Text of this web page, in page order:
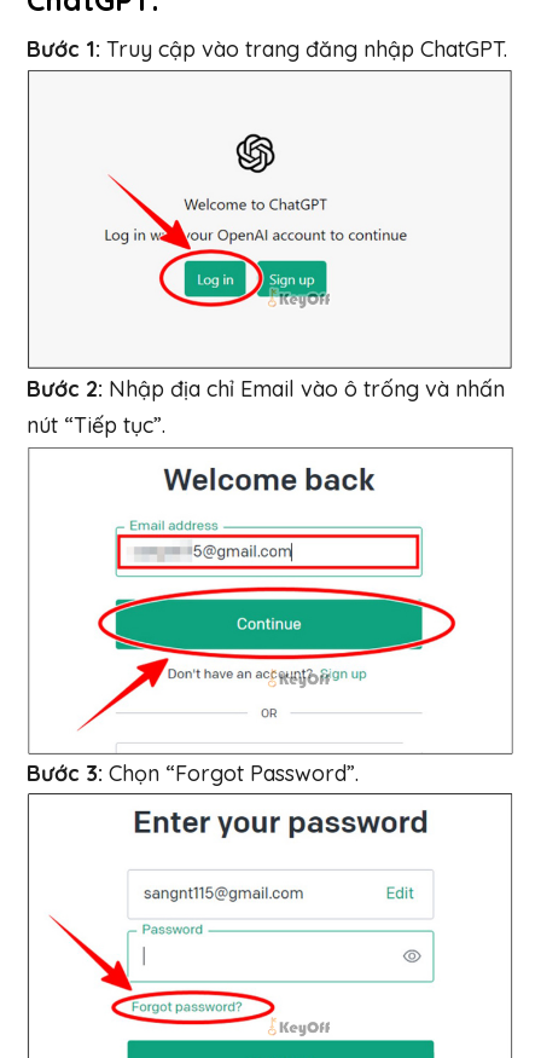
Bước 1: Truy cập vào trang đăng nhập ChatGPT.
Bước 2: Nhập địa chỉ Email vào ô trống và nhấn
nút “Tiếp tục”.
Bước 3: Chọn “Forgot Password”.